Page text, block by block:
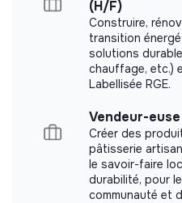
(H/F)
Construire,
transition
solutions
chauffage, etc.)
Labellisée RGE.
Vendeur-
Créer des
pâtisserie
le savoir-faire
durabilité, pour
communauté et